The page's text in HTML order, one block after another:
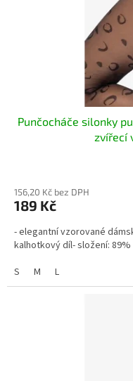
Punčocháče silonky
zvířecí
156,20 Kč bez DPH
189 Kč
- elegantní vzorované
kalhotkový díl- složení:
S
M L